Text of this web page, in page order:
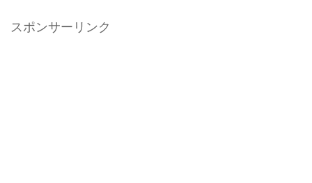
スポンサーリンク